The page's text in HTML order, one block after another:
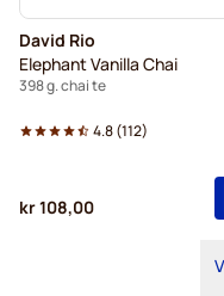
David Rio
Elephant Vanilla Chai
398 g. chai te
4.8(112)
kr 108,00